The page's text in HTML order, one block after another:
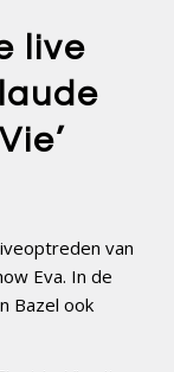
live
van
Eva. In de
Bazel ook